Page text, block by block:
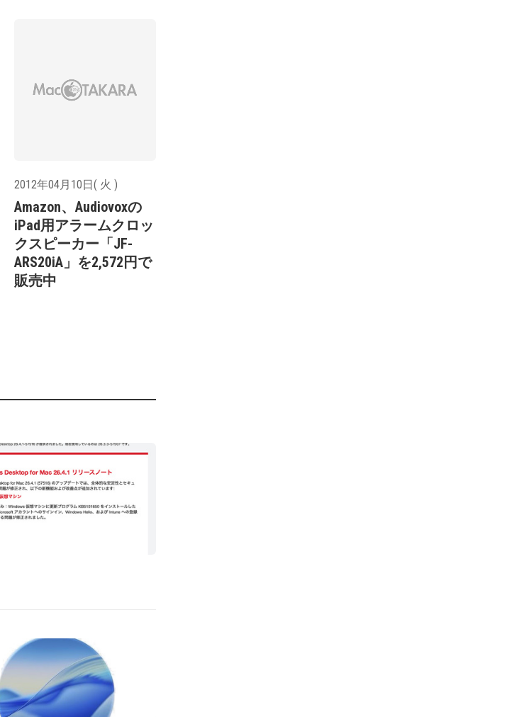
2012年04月10日( 火 )
Amazon、Audiovoxの
iPad用アラームクロッ
クスピーカー「JF-
ARS20iA」を2,572円で
販売中